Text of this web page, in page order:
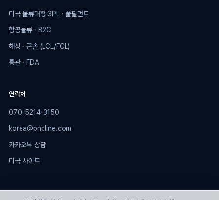
미국 물류대행 3PL · 풀필먼트
항공물류 · B2C
해상 · 콘솔 (LCL/FCL)
통관 · FDA
연락처
070-5214-3150
korea@pnpline.com
카카오톡 상담
미국 사이트